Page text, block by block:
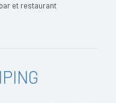
et restaurant